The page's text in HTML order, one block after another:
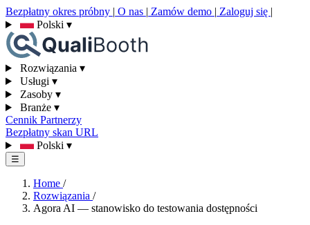
Bezpłatny okres próbny | O nas | Zamów demo | Zaloguj się |
Polski ▾
Rozwiązania ▾
Usługi ▾
Zasoby ▾
Branże ▾
Cennik Partnerzy
Bezpłatny skan URL
Polski ▾
☰
Home /
Rozwiązania /
Agora AI — stanowisko do testowania dostępności